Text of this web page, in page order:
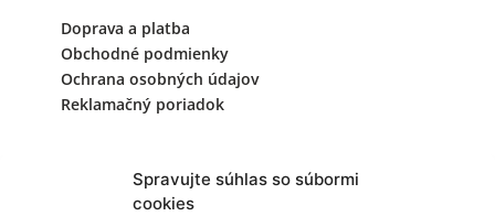
Spravujte súhlas so súbormi
cookies
Doprava a platba
Obchodné podmienky
Ochrana osobných údajov
Reklamačný poriadok